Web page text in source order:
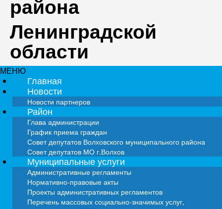
района
Ленинградской
области
МЕНЮ
Главная
Новости
Новости партнеров
Район
Глава администрации
График приема граждан
Совет депутатов Волховского муниципального района
Совет депутатов МО г.Волхов
Муниципальные услуги
Административные регламенты
Нормативно-правовые акты
Проекты административных регламентов
Перечень массовых социально-значимых услуг,